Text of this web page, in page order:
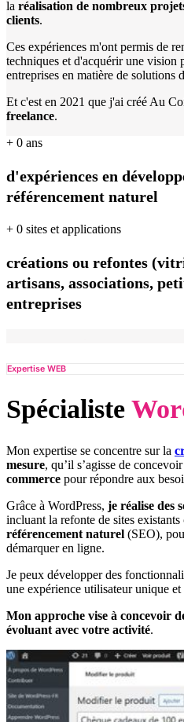
la réalisation de nombreux
clients.
Ces expériences m'ont permis de
techniques et d'acquérir une vision
entreprises en matière de solutions
Et c'est en 2021 que j'ai créé Au
freelance.
+ 0 ans
d'expériences en
référencement naturel
+ 0 sites et applications
créations ou refontes
artisans, associations,
entreprises
Expertise WEB
Spécialiste
Mon expertise se concentre sur la
mesure, qu’il s’agisse de concevoir
commerce pour répondre aux
Grâce à WordPress, je réalise des
incluant la refonte de sites existants
référencement naturel (SEO),
démarquer en ligne.
Je peux développer des
une expérience utilisateur unique
Mon approche vise à concevoir
évoluant avec votre activité.